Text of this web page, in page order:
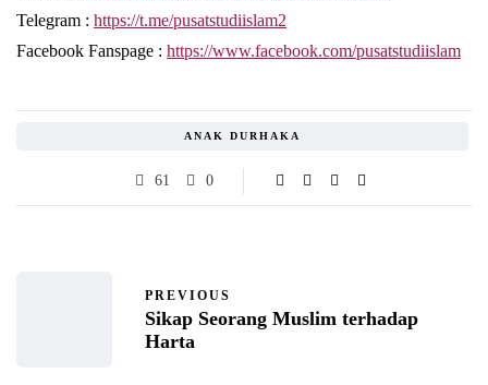
Telegram : https://t.me/pusatstudiislam2
Facebook Fanspage : https://www.facebook.com/pusatstudiislam
ANAK DURHAKA
61 0
PREVIOUS
Sikap Seorang Muslim terhadap
Harta